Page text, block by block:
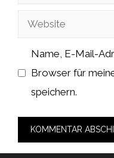
Adresse
Website
Name, E-Mail-
Browser für
speichern.